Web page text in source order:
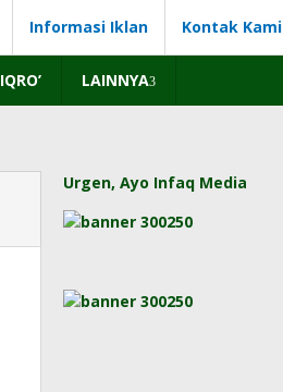
Informasi Iklan Kontak Kami
IQRO’ LAINNYA
Urgen, Ayo Infaq Media